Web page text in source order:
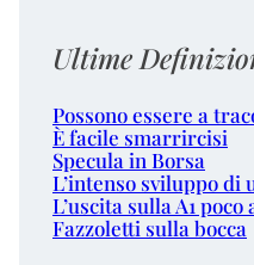
Ultime
Possono essere a
È facile smarrircisi
Specula in Borsa
L’intenso sviluppo di
L’uscita sulla A1
Fazzoletti sulla bocca